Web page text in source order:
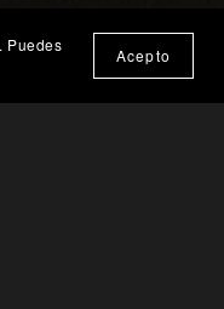
Datos
Puedes
Acepto
Probar en mi pared